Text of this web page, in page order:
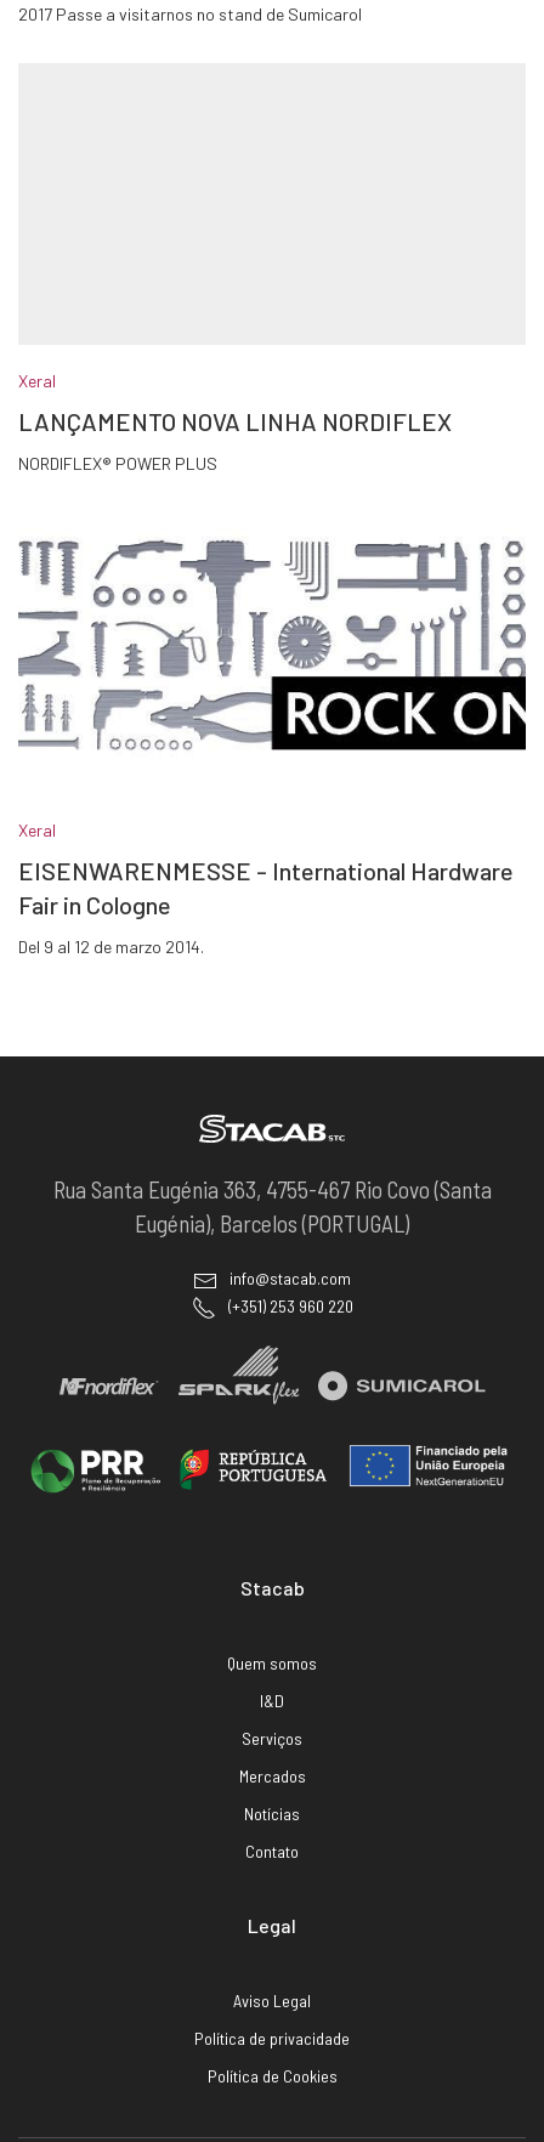
2017 Passe a visitarnos no stand de Sumicarol
Xeral
LANÇAMENTO NOVA LINHA NORDIFLEX
NORDIFLEX® POWER PLUS
Xeral
EISENWARENMESSE - International Hardware
Fair in Cologne
Del 9 al 12 de marzo 2014.
Rua Santa Eugénia 363, 4755-467 Rio Covo (Santa
Eugénia), Barcelos (PORTUGAL)
info@stacab.com
(+351) 253 960 220
Stacab
Quem somos
I&D
Serviços
Mercados
Notícias
Contato
Legal
Aviso Legal
Política de privacidade
Política de Cookies